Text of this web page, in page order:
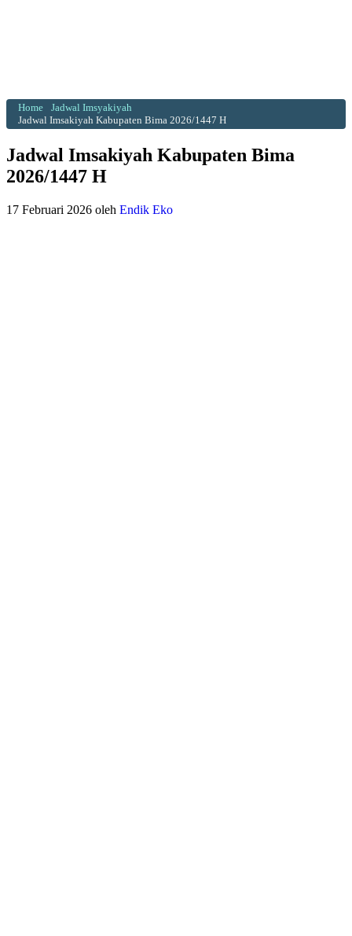
Home
Jadwal Imsyakiyah
Jadwal Imsakiyah Kabupaten Bima 2026/1447 H
Jadwal Imsakiyah Kabupaten Bima
2026/1447 H
17 Februari 2026 oleh Endik Eko